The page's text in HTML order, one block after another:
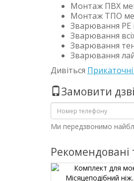
Монтаж ПВХ
Монтаж ТПО
Зварювання
Зварювання
Зварювання
Зварювання
Дивіться
Замовити
Ми передзвонимо
Рекомендовані